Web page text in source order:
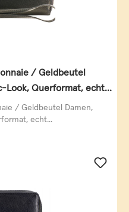
/ Geldbeutel
Look, Querformat, echt
/ Geldbeutel Damen,
echt...